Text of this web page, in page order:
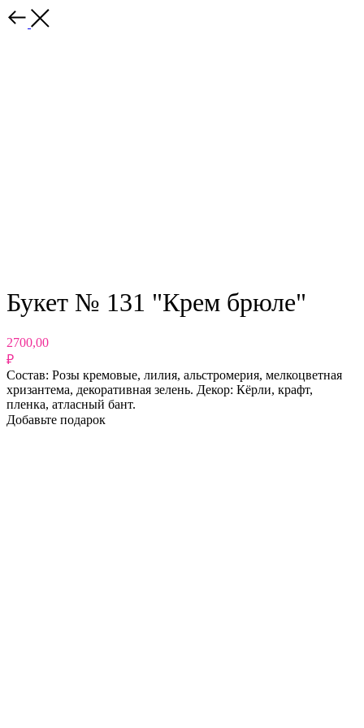
Назад
Букет № 131 "Крем брюле"
2700,00
₽
Состав: Розы кремовые, лилия, альстромерия, мелкоцветная
хризантема, декоративная зелень. Декор: Кёрли, крафт,
пленка, атласный бант.
Добавьте подарок